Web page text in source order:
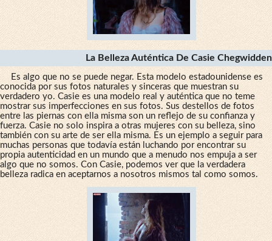
La Belleza Auténtica De Casie Chegwidden
Es algo que no se puede negar. Esta modelo estadounidense es
conocida por sus fotos naturales y sinceras que muestran su
verdadero yo. Casie es una modelo real y auténtica que no teme
mostrar sus imperfecciones en sus fotos. Sus destellos de fotos
entre las piernas con ella misma son un reflejo de su confianza y
fuerza. Casie no solo inspira a otras mujeres con su belleza, sino
también con su arte de ser ella misma. Es un ejemplo a seguir para
muchas personas que todavía están luchando por encontrar su
propia autenticidad en un mundo que a menudo nos empuja a ser
algo que no somos. Con Casie, podemos ver que la verdadera
belleza radica en aceptarnos a nosotros mismos tal como somos.